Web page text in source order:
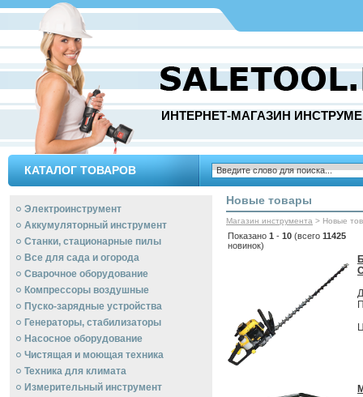
ИНТЕРНЕТ-МАГАЗИН
КАТАЛОГ ТОВАРОВ
Электроинструмент
Аккумуляторный инструмент
Станки, стационарные пилы
Все для сада и огорода
Сварочное оборудование
Компрессоры воздушные
Пуско-зарядные устройства
Генераторы, стабилизаторы
Насосное оборудование
Чистящая и моющая техника
Техника для климата
Измерительный инструмент
Новые товары
Магазин инструмента > Новые
Показано 1 - 10 (всего 11425
новинок)